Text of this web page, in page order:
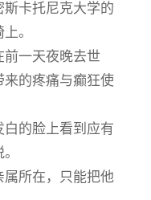
卡托尼克大学的
。
一天夜晚去世
的疼痛与癫狂使
的脸上看到应有
属所在，只能把他